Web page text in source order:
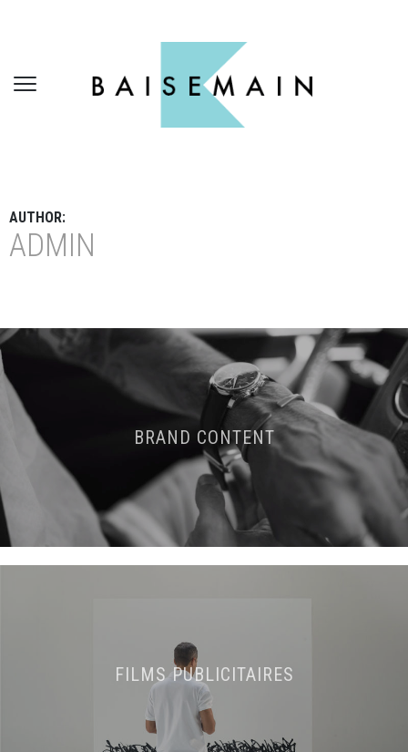
AUTHOR:
ADMIN
BRAND CONTENT
FILMS PUBLICITAIRES